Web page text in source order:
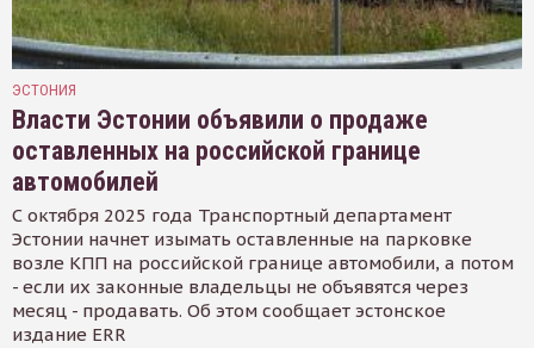
ЭСТОНИЯ
Власти Эстонии объявили о продаже
оставленных на российской границе
автомобилей
С октября 2025 года Транспортный департамент
Эстонии начнет изымать оставленные на парковке
возле КПП на российской границе автомобили, а потом
- если их законные владельцы не объявятся через
месяц - продавать. Об этом сообщает эстонское
издание ERR